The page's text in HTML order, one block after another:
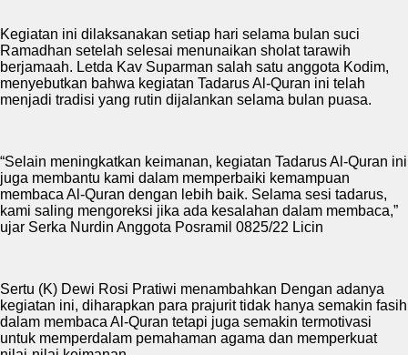
Kegiatan ini dilaksanakan setiap hari selama bulan suci
Ramadhan setelah selesai menunaikan sholat tarawih
berjamaah. Letda Kav Suparman salah satu anggota Kodim,
menyebutkan bahwa kegiatan Tadarus Al-Quran ini telah
menjadi tradisi yang rutin dijalankan selama bulan puasa.
“Selain meningkatkan keimanan, kegiatan Tadarus Al-Quran ini
juga membantu kami dalam memperbaiki kemampuan
membaca Al-Quran dengan lebih baik. Selama sesi tadarus,
kami saling mengoreksi jika ada kesalahan dalam membaca,”
ujar Serka Nurdin Anggota Posramil 0825/22 Licin
Sertu (K) Dewi Rosi Pratiwi menambahkan Dengan adanya
kegiatan ini, diharapkan para prajurit tidak hanya semakin fasih
dalam membaca Al-Quran tetapi juga semakin termotivasi
untuk memperdalam pemahaman agama dan memperkuat